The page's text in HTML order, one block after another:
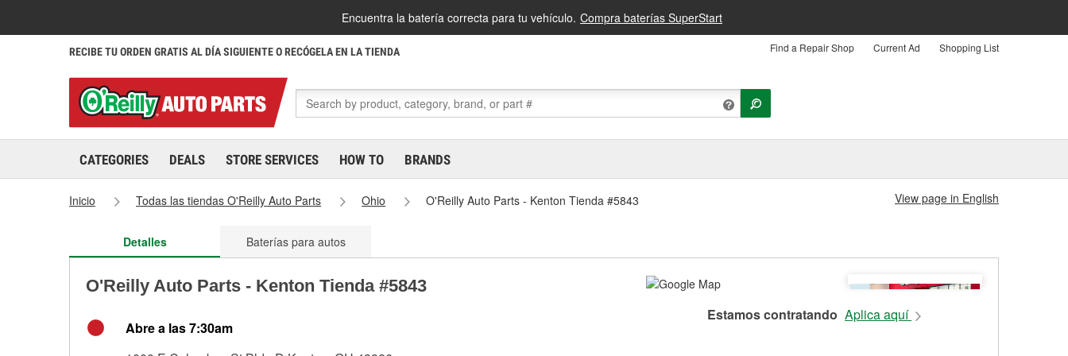
Encuentra la batería correcta para tu vehículo. Compra baterías SuperStart
RECIBE TU ORDEN GRATIS AL DÍA SIGUIENTE O RECÓGELA EN LA TIENDA Find a Repair Shop Current Ad Shopping List
CATEGORIES DEALS STORE SERVICES HOW TO BRANDS
Inicio Todas las tiendas O'Reilly Auto Parts Ohio O'Reilly Auto Parts - Kenton Tienda #5843 View page in English
Detalles Baterías para autos
O'Reilly Auto Parts - Kenton Tienda #5843
Abre a las 7:30am
Estamos contratando Aplica aquí